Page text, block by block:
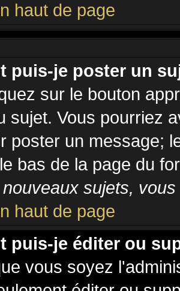
haut de page
puis-je poster un
sur le bouton
sujet. Vous pourriez
poster un message;
bas de la page du
sujets,
haut de page
puis-je éditer ou
vous soyez